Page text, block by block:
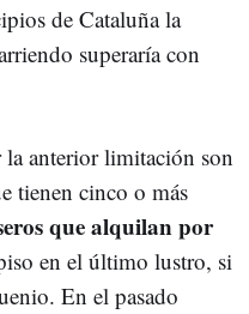
de Cataluña la
superaría con
la anterior limitación son
tienen cinco o más
que alquilan por
en el último lustro, si
En el pasado